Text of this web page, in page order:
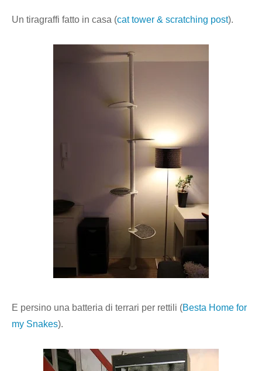
Un tiragraffi fatto in casa (cat tower & scratching post).
E persino una batteria di terrari per rettili (Besta Home for
my Snakes).